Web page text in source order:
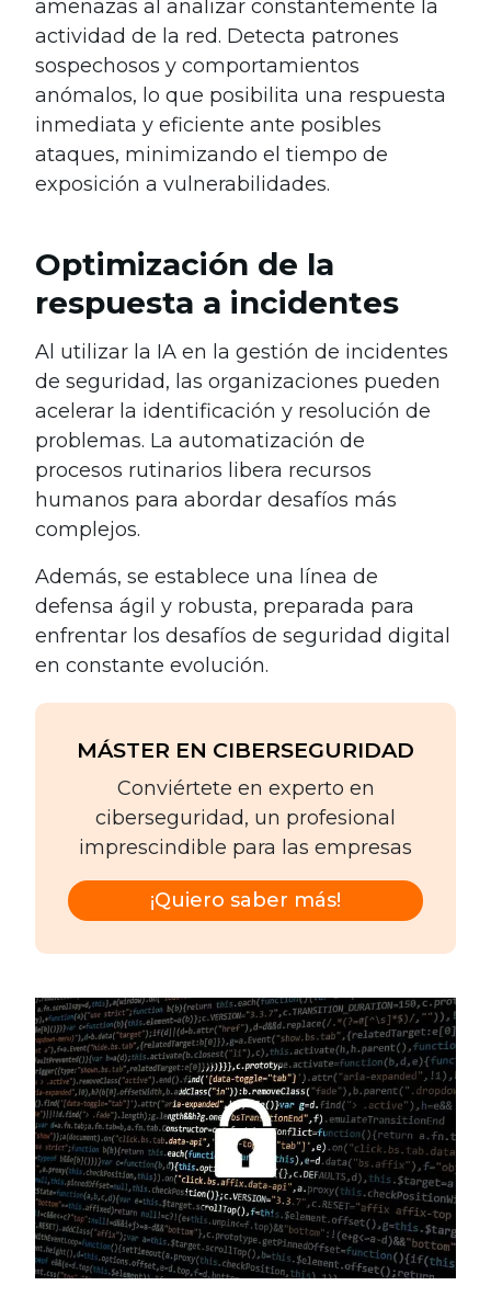
amenazas al analizar constantemente la
actividad de la red. Detecta patrones
sospechosos y comportamientos
anómalos, lo que posibilita una respuesta
inmediata y eficiente ante posibles
ataques, minimizando el tiempo de
exposición a vulnerabilidades.
Optimización de la
respuesta a incidentes
Al utilizar la IA en la gestión de incidentes
de seguridad, las organizaciones pueden
acelerar la identificación y resolución de
problemas. La automatización de
procesos rutinarios libera recursos
humanos para abordar desafíos más
complejos.
Además, se establece una línea de
defensa ágil y robusta, preparada para
enfrentar los desafíos de seguridad digital
en constante evolución.
MÁSTER EN CIBERSEGURIDAD
Conviértete en experto en
ciberseguridad, un profesional
imprescindible para las empresas
¡Quiero saber más!